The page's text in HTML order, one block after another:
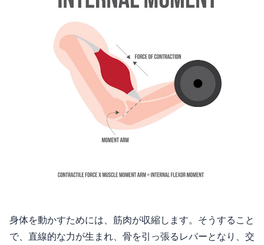
身体を動かすためには、筋肉が収縮します。そうすること
で、直線的な力が生まれ、骨を引っ張るレバーとなり、交